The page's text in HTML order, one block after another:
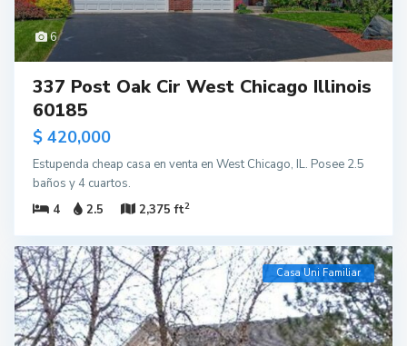
6
337 Post Oak Cir West Chicago Illinois
60185
$ 420,000
Estupenda cheap casa en venta en West Chicago, IL. Posee 2.5
baños y 4 cuartos.
4
2.5 2,375 ft2
Casa Uni Familiar